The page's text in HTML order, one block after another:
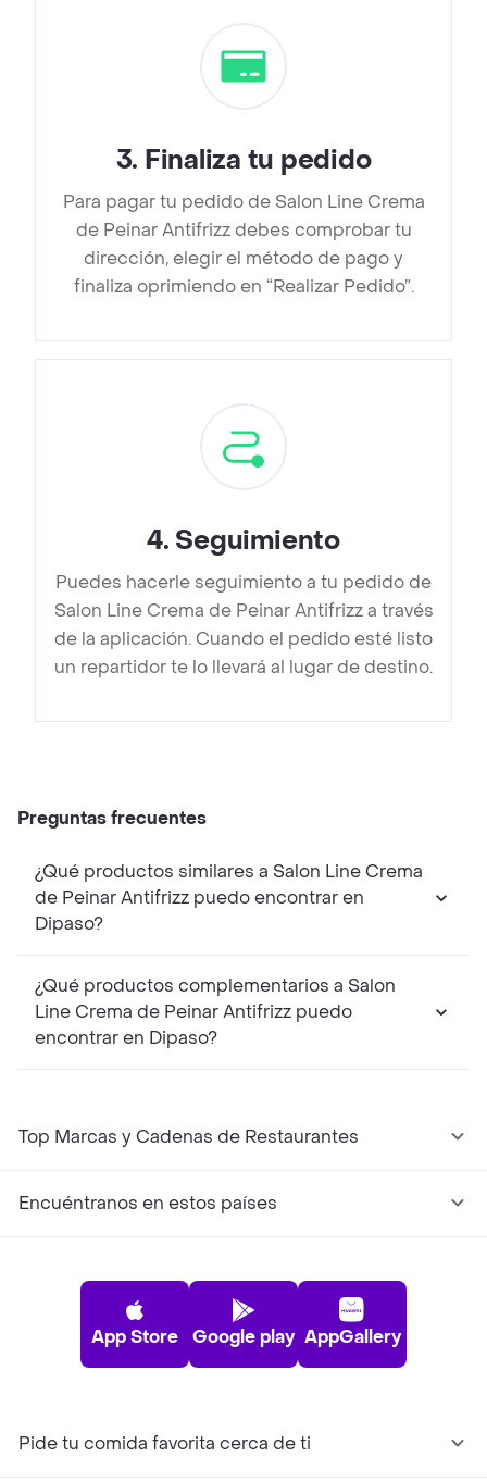
3. Finaliza tu pedido
Para pagar tu pedido de Salon Line Crema
de Peinar Antifrizz debes comprobar tu
dirección, elegir el método de pago y
finaliza oprimiendo en “Realizar Pedido”.
4. Seguimiento
Puedes hacerle seguimiento a tu pedido de
Salon Line Crema de Peinar Antifrizz a través
de la aplicación. Cuando el pedido esté listo
un repartidor te lo llevará al lugar de destino.
Preguntas frecuentes
¿Qué productos similares a Salon Line Crema
de Peinar Antifrizz puedo encontrar en
Dipaso?
¿Qué productos complementarios a Salon
Line Crema de Peinar Antifrizz puedo
encontrar en Dipaso?
Top Marcas y Cadenas de Restaurantes
Encuéntranos en estos países
App Store Google play AppGallery
Pide tu comida favorita cerca de ti